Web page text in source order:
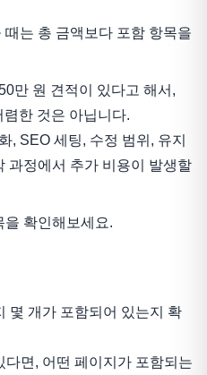
는 총 금액보다 포함 항목을
만 원 견적이 있다고 해서,
한 것은 아닙니다.
, SEO 세팅, 수정 범위, 유지
과정에서 추가 비용이 발생할
을 확인해보세요.
몇 개가 포함되어 있는지 확
면, 어떤 페이지가 포함되는